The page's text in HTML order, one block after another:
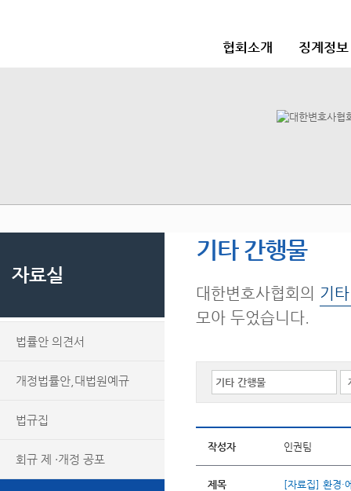
협회소개 징계정
자료실
법률안 의견서
개정법률안,대법원예규
법규집
회규 제 ·개정 공포
기타 간행물
대한변호사협회의 기
모아 두었습니다.
작성자 인권팀
제목 [자료집] 환경·